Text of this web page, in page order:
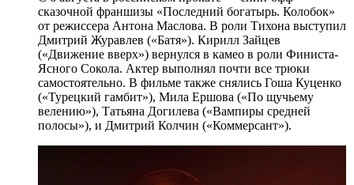
сказочной франшизы «Последний богатырь. Колобок»
от режиссера Антона Маслова. В роли Тихона выступил
Дмитрий Журавлев («Батя»). Кирилл Зайцев
(«Движение вверх») вернулся в камео в роли Финиста-
Ясного Сокола. Актер выполнял почти все трюки
самостоятельно. В фильме также снялись Гоша Куценко
(«Турецкий гамбит»), Мила Ершова («По щучьему
велению»), Татьяна Догилева («Вампиры средней
полосы»), и Дмитрий Колчин («Коммерсант»).